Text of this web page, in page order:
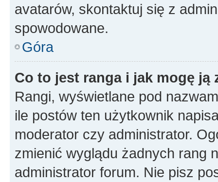
avatarów, skontaktuj się z
spowodowane.
Góra
Co to jest ranga i jak mogę ją
Rangi, wyświetlane pod
ile postów ten użytkownik
moderator czy administrator.
zmienić wyglądu żadnych rang
administrator forum. Nie pisz